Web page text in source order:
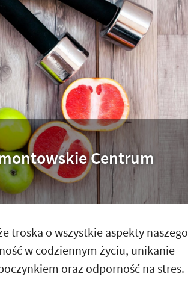
Centrum
troska o wszystkie aspekty naszego
w codziennym życiu, unikanie
oraz odporność na stres.